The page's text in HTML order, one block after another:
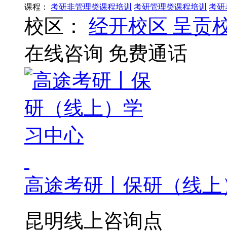
课程： 考研非管理类课程培训 考研管理类课程培训 考研
校区： 经开校区 呈贡
在线咨询 免费通话
高途考研丨保研（线
昆明线上咨询点